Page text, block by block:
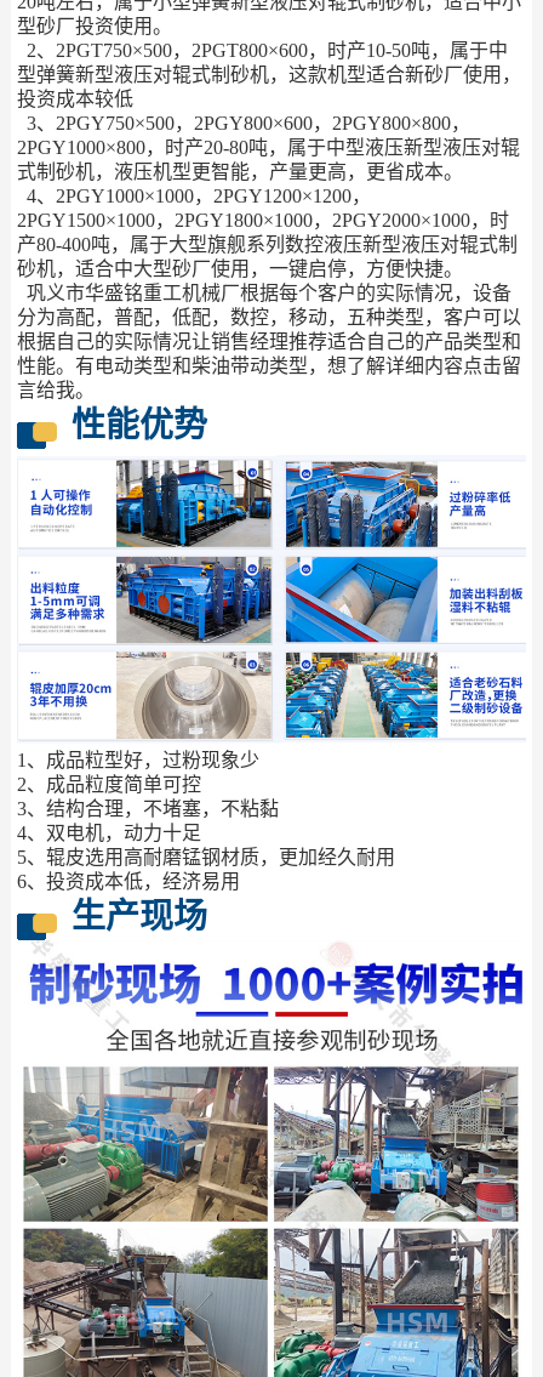
型砂厂投资使用。
2、2PGT750×500，2PGT800×600，时产10-50吨，属于中
型弹簧新型液压对辊式制砂机，这款机型适合新砂厂使用，
投资成本较低
3、2PGY750×500，2PGY800×600，2PGY800×800，
2PGY1000×800，时产20-80吨，属于中型液压新型液压对辊
式制砂机，液压机型更智能，产量更高，更省成本。
4、2PGY1000×1000，2PGY1200×1200，
2PGY1500×1000，2PGY1800×1000，2PGY2000×1000，时
产80-400吨，属于大型旗舰系列数控液压新型液压对辊式制
砂机，适合中大型砂厂使用，一键启停，方便快捷。
巩义市华盛铭重工机械厂根据每个客户的实际情况，设备
分为高配，普配，低配，数控，移动，五种类型，客户可以
根据自己的实际情况让销售经理推荐适合自己的产品类型和
性能。有电动类型和柴油带动类型，想了解详细内容点击留
言给我。
性能优势
1、成品粒型好，过粉现象少
2、成品粒度简单可控
3、结构合理，不堵塞，不粘黏
4、双电机，动力十足
5、辊皮选用高耐磨锰钢材质，更加经久耐用
6、投资成本低，经济易用
生产现场